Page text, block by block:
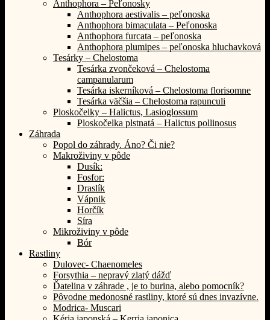
Anthophora – Peľonosky
Anthophora aestivalis – peľonoska
Anthophora bimaculata – Peľonoska
Anthophora furcata – peľonoska
Anthophora plumipes – peľonoska hluchavková
Tesárky – Chelostoma
Tesárka zvončeková – Chelostoma
campanularum
Tesárka iskerníková – Chelostoma florisomne
Tesárka väčšia – Chelostoma rapunculi
Ploskočelky – Halictus, Lasioglossum
Ploskočelka plstnatá – Halictus pollinosus
Záhrada
Popol do záhrady. Áno? Či nie?
Makroživiny v pôde
Dusík:
Fosfor:
Draslík
Vápnik
Horčík
Síra
Mikroživiny v pôde
Bór
Rastliny
Dulovec- Chaenomeles
Forsythia – nepravý zlatý dážď
Ďatelina v záhrade , je to burina, alebo pomocník?
Pôvodne medonosné rastliny, ktoré sú dnes invazívne.
Modrica- Muscari